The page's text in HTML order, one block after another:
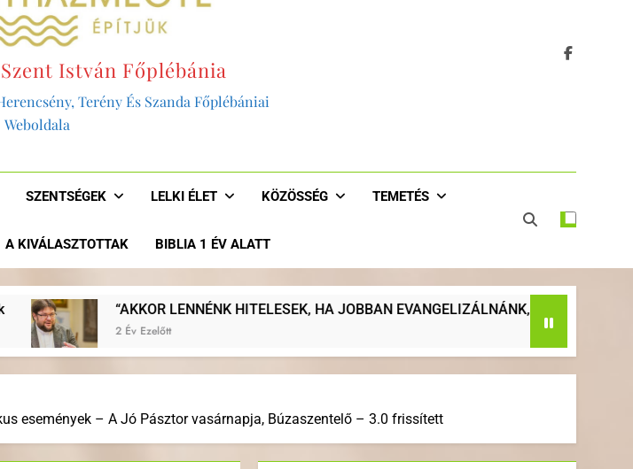
István Főplébánia
Terény És Szanda Főplébániai
Weboldala
SZENTSÉGEK LELKI ÉLET KÖZÖSSÉG TEMETÉS
A KIVÁLASZTOTTAK BIBLIA 1 ÉV ALATT
HITELESEK, HA JOBBAN EVANGELIZÁLNÁNK, HA VISSZATÉRNÉNK AZ EGYHÁZ EREDETI
események – A Jó Pásztor vasárnapja, Búzaszentelő – 3.0 frissített